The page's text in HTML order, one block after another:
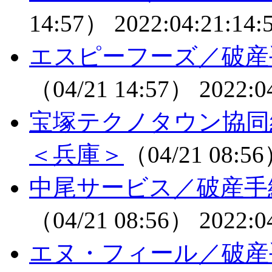
14:57）
エスピーフーズ／破
（04/21 14:57）
宝塚テクノタウン協
＜兵庫＞
（04/21
中尾サービス／破産
（04/21 08:56）
エヌ・フィール／破